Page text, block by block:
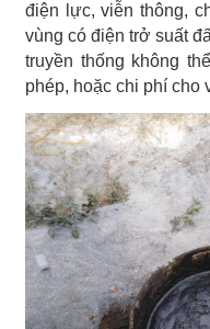
điện lực, viễn thông,
vùng có điện trở suất
truyền thống không
phép, hoặc chi phí cho